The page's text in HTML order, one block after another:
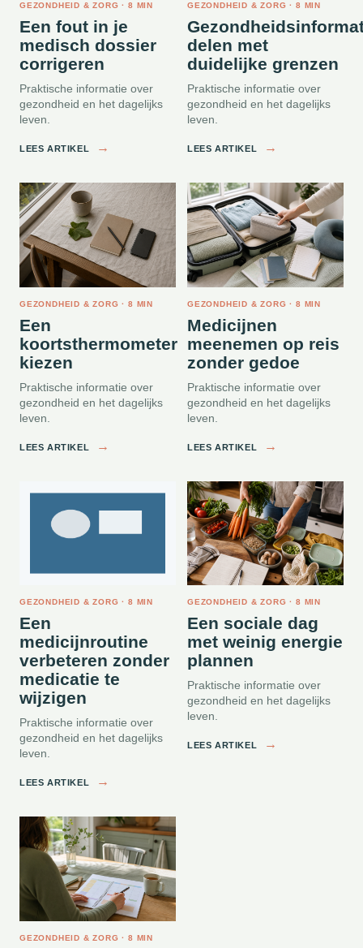
GEZONDHEID & ZORG · 8 MIN
Een fout in je
medisch dossier
corrigeren
Praktische informatie over
gezondheid en het dagelijks
leven.
LEES ARTIKEL →
GEZONDHEID & ZORG · 8 MIN
delen met
duidelijke grenzen
Praktische informatie over
gezondheid en het dagelijks
leven.
LEES ARTIKEL →
GEZONDHEID & ZORG · 8 MIN
Een
koortsthermometer
kiezen
Praktische informatie over
gezondheid en het dagelijks
leven.
LEES ARTIKEL →
GEZONDHEID & ZORG · 8 MIN
Medicijnen
meenemen op reis
zonder gedoe
Praktische informatie over
gezondheid en het dagelijks
leven.
LEES ARTIKEL →
GEZONDHEID & ZORG · 8 MIN
Een
medicijnroutine
verbeteren zonder
medicatie te
wijzigen
Praktische informatie over
gezondheid en het dagelijks
leven.
LEES ARTIKEL →
GEZONDHEID & ZORG · 8 MIN
Een sociale dag
met weinig energie
plannen
Praktische informatie over
gezondheid en het dagelijks
leven.
LEES ARTIKEL →
GEZONDHEID & ZORG · 8 MIN